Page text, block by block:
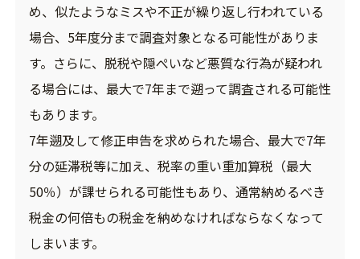
め、似たようなミスや不正が繰り返し行われている
場合、5年度分まで調査対象となる可能性がありま
す。さらに、脱税や隠ぺいなど悪質な行為が疑われ
る場合には、最大で7年まで遡って調査される可能性
もあります。
7年遡及して修正申告を求められた場合、最大で7年
分の延滞税等に加え、税率の重い重加算税（最大
50％）が課せられる可能性もあり、通常納めるべき
税金の何倍もの税金を納めなければならなくなって
しまいます。